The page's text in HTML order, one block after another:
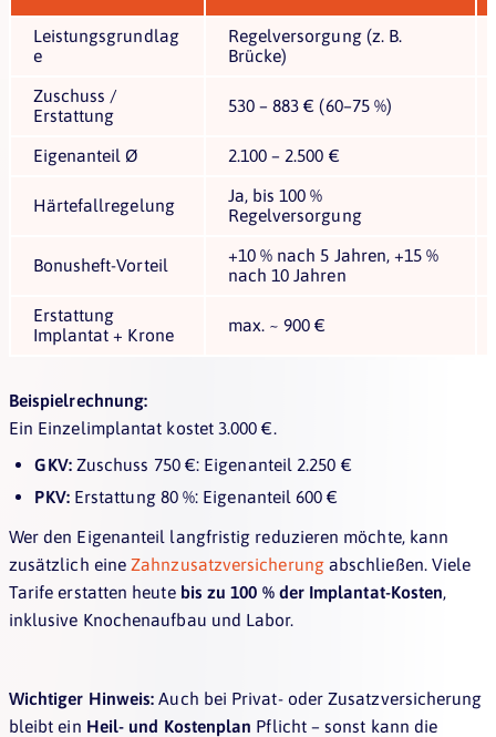
Leistungsgrundlag
e
Regelversorgung (z. B.
Brücke)
Zuschuss /
Erstattung
530 – 883 € (60–75 %)
Eigenanteil Ø 2.100 – 2.500 €
Härtefallregelung
Ja, bis 100 %
Regelversorgung
Bonusheft-Vorteil
+10 % nach 5 Jahren, +15 %
nach 10 Jahren
Erstattung
Implantat + Krone
max. ~ 900 €
Beispielrechnung:
Ein Einzelimplantat kostet 3.000 €.
GKV:Zuschuss 750 €: Eigenanteil 2.250 €
PKV:Erstattung 80 %: Eigenanteil 600 €
Wer den Eigenanteil langfristig reduzieren möchte, kann
zusätzlich eine Zahnzusatzversicherungabschließen. Viele
Tarife erstatten heute bis zu 100 % der Implantat-Kosten,
inklusive Knochenaufbau und Labor.
Wichtiger Hinweis: Auch bei Privat- oder Zusatzversicherung
bleibt ein Heil- und Kostenplan Pflicht – sonst kann die